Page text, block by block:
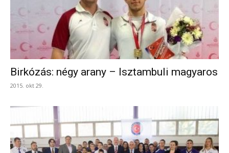
Birkózás: négy arany – Isztambuli magyaros
2015. okt 29.